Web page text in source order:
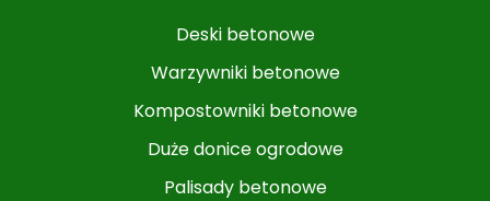
Deski betonowe
Warzywniki betonowe​​​​​​
Kompostowniki betonowe
Duże donice ogrodowe
Palisady betonowe